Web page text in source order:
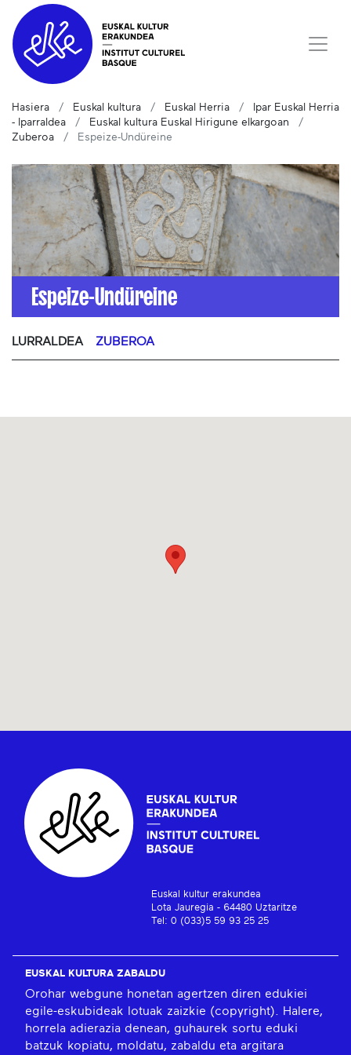
Hasiera Euskal kultura Euskal Herria
Ipar Euskal Herria
- Iparraldea
Euskal kultura Euskal Hirigune elkargoan
Zuberoa
Espeize-Undüreine
Espeize-Undüreine
LURRALDEA ZUBEROA
Euskal kultur erakundea
Lota Jauregia - 64480 Uztaritze
Tel: 0 (033)5 59 93 25 25
EUSKAL KULTURA ZABALDU
Orohar webgune honetan agertzen diren edukiei
egile-eskubideak lotuak zaizkie (copyright). Halere,
horrela adierazia denean, guhaurek sortu eduki
batzuk kopiatu, moldatu, zabaldu eta argitara